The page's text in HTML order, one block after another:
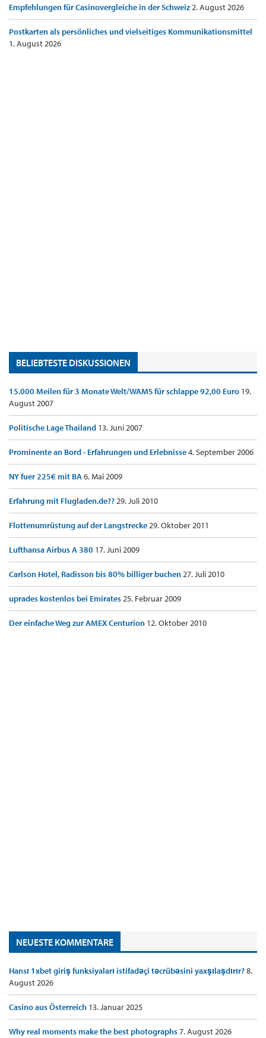
Empfehlungen für Casinovergleiche in der Schweiz2. August 2026
Postkarten als persönliches und vielseitiges Kommunikationsmittel
1. August 2026
BELIEBTESTE DISKUSSIONEN
15.000 Meilen für 3 Monate Welt/WAMS für schlappe 92,00 Euro 19.
August 2007
Politische Lage Thailand 13. Juni 2007
Prominente an Bord - Erfahrungen und Erlebnisse4. September 2006
NY fuer 225€ mit BA6. Mai 2009
Erfahrung mit Flugladen.de??29. Juli 2010
Flottenumrüstung auf der Langstrecke29. Oktober 2011
Lufthansa Airbus A 380 17. Juni 2009
Carlson Hotel, Radisson bis 80% billiger buchen27. Juli 2010
uprades kostenlos bei Emirates25. Februar 2009
Der einfache Weg zur AMEX Centurion 12. Oktober 2010
NEUESTE KOMMENTARE
Hansı 1xbet giriş funksiyaları istifadəçi təcrübəsini yaxşılaşdırır?8.
August 2026
Casino aus Österreich 13. Januar 2025
Why real moments make the best photographs7. August 2026